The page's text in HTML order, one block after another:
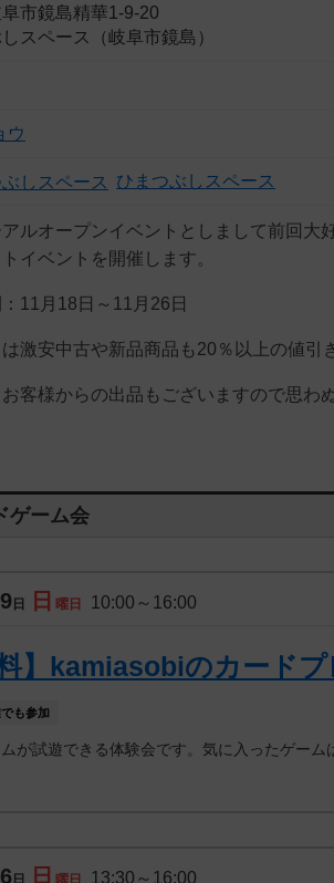
市鏡島精華1-9-20
スペース（岐阜市鏡島）
ウ
ひまつぶしスペース
アルオープンイベントとしまして前回大
イベントを開催します。
11月18日～11月26日
激安中古や新品商品も20％以上の値引
客様からの出品もございますので思わ
ゲーム会
日 日 曜日 10:00～16:00
料】kamiasobiのカード
も参加
が試遊できる体験会です。気に入ったゲーム
日 日 曜日 13:30～16:00